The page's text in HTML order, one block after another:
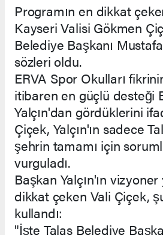
Programın en dikkat
Kayseri Valisi Gökmen
Belediye Başkanı
sözleri oldu.
ERVA Spor Okulları
itibaren en güçlü desteği
Yalçın'dan gördüklerini
Çiçek, Yalçın'ın sadece
şehrin tamamı için
vurguladı.
Başkan Yalçın'ın vizyoner
dikkat çeken Vali Çiçek,
kullandı:
"İşte Talas Belediye